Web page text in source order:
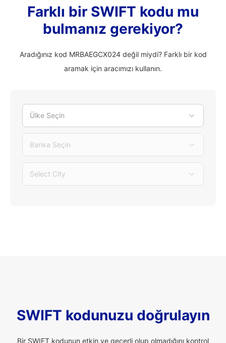
Farklı bir SWIFT kodu mu
bulmanız gerekiyor?
Aradığınız kod MRBAEGCX024 değil miydi? Farklı bir kod
aramak için aracımızı kullanın.
Ülke Seçin
Banka Seçin
Select City
SWIFT kodunuzu doğrulayın
Bir SWIFT kodunun etkin ve geçerli olup olmadığını kontrol